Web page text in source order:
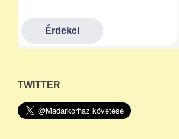
TWITTER